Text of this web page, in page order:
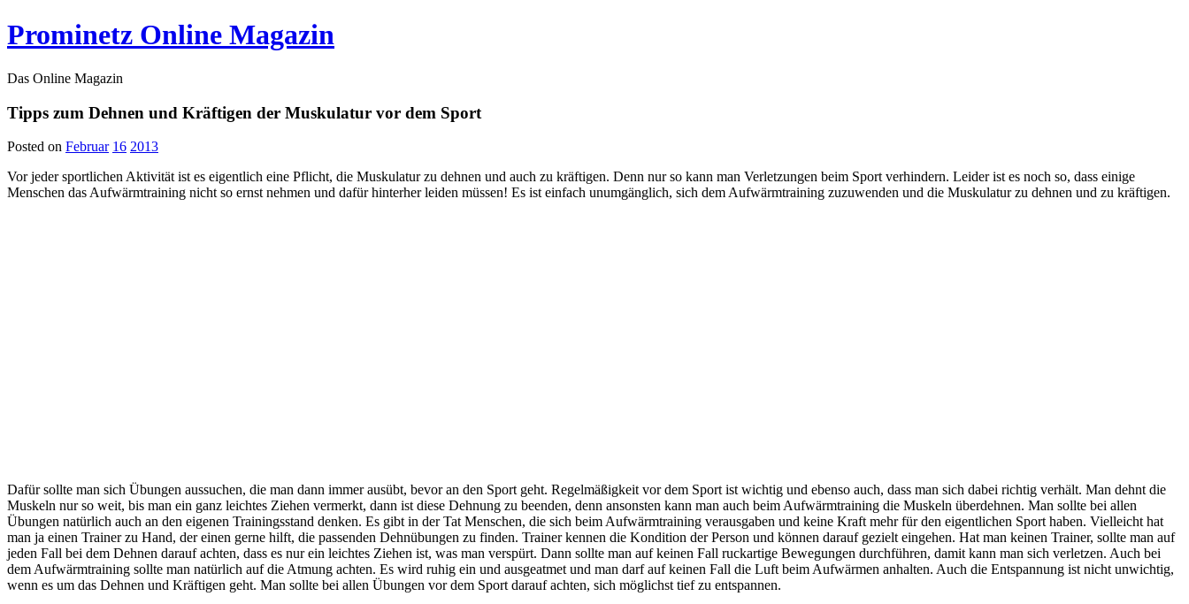
Prominetz Online Magazin
Das Online Magazin
Tipps zum Dehnen und Kräftigen der Muskulatur vor dem Sport
Posted on Februar 16 2013
Vor jeder sportlichen Aktivität ist es eigentlich eine Pflicht, die Muskulatur zu dehnen und auch zu kräftigen. Denn nur so kann man Verletzungen beim Sport verhindern. Leider ist es noch so, dass einige
Menschen das Aufwärmtraining nicht so ernst nehmen und dafür hinterher leiden müssen! Es ist einfach unumgänglich, sich dem Aufwärmtraining zuzuwenden und die Muskulatur zu dehnen und zu kräftigen.
Dafür sollte man sich Übungen aussuchen, die man dann immer ausübt, bevor an den Sport geht. Regelmäßigkeit vor dem Sport ist wichtig und ebenso auch, dass man sich dabei richtig verhält. Man dehnt die
Muskeln nur so weit, bis man ein ganz leichtes Ziehen vermerkt, dann ist diese Dehnung zu beenden, denn ansonsten kann man auch beim Aufwärmtraining die Muskeln überdehnen. Man sollte bei allen
Übungen natürlich auch an den eigenen Trainingsstand denken. Es gibt in der Tat Menschen, die sich beim Aufwärmtraining verausgaben und keine Kraft mehr für den eigentlichen Sport haben. Vielleicht hat
man ja einen Trainer zu Hand, der einen gerne hilft, die passenden Dehnübungen zu finden. Trainer kennen die Kondition der Person und können darauf gezielt eingehen. Hat man keinen Trainer, sollte man auf
jeden Fall bei dem Dehnen darauf achten, dass es nur ein leichtes Ziehen ist, was man verspürt. Dann sollte man auf keinen Fall ruckartige Bewegungen durchführen, damit kann man sich verletzen. Auch bei
dem Aufwärmtraining sollte man natürlich auf die Atmung achten. Es wird ruhig ein und ausgeatmet und man darf auf keinen Fall die Luft beim Aufwärmen anhalten. Auch die Entspannung ist nicht unwichtig,
wenn es um das Dehnen und Kräftigen geht. Man sollte bei allen Übungen vor dem Sport darauf achten, sich möglichst tief zu entspannen.